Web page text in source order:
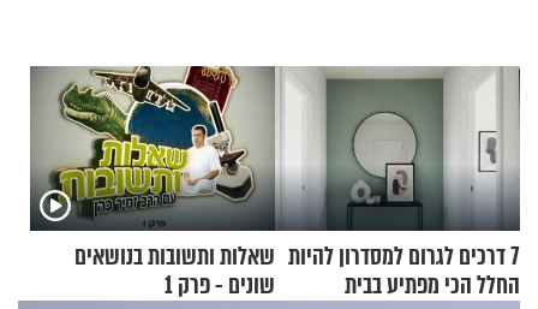
7 דרכים לגרום למסדרון להיות
החלל הכי מפתיע בבית
שאלות ותשובות בנושאים
שונים - פרק 1